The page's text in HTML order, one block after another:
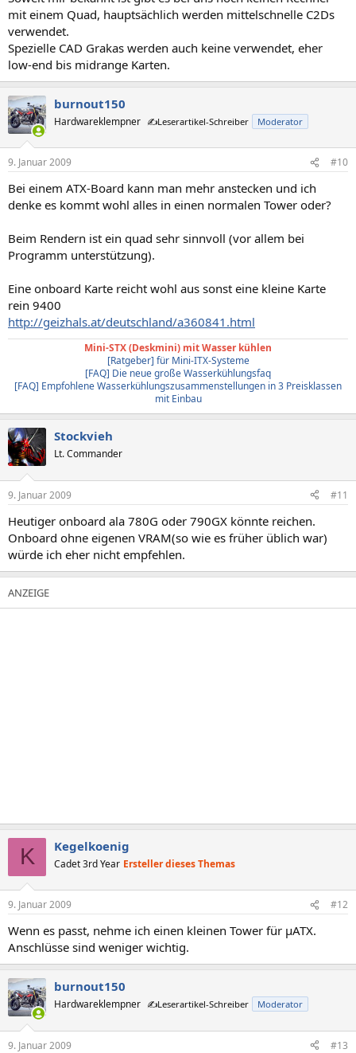
mit einem Quad, hauptsächlich werden mittelschnelle C2Ds
verwendet.
Spezielle CAD Grakas werden auch keine verwendet, eher
low-end bis midrange Karten.
burnout150
Hardwareklempner ✍️Leserartikel-Schreiber Moderator
9. Januar 2009 #10
Bei einem ATX-Board kann man mehr anstecken und ich
denke es kommt wohl alles in einen normalen Tower oder?
Beim Rendern ist ein quad sehr sinnvoll (vor allem bei
Programm unterstützung).
Eine onboard Karte reicht wohl aus sonst eine kleine Karte
rein 9400
http://geizhals.at/deutschland/a360841.html
Mini-STX (Deskmini) mit Wasser kühlen
[Ratgeber] für Mini-ITX-Systeme
[FAQ] Die neue große Wasserkühlungsfaq
[FAQ] Empfohlene Wasserkühlungszusammenstellungen in 3 Preisklassen
mit Einbau
Stockvieh
Lt. Commander
9. Januar 2009 #11
Heutiger onboard ala 780G oder 790GX könnte reichen.
Onboard ohne eigenen VRAM(so wie es früher üblich war)
würde ich eher nicht empfehlen.
K Kegelkoenig
Cadet 3rd Year Ersteller dieses Themas
9. Januar 2009 #12
Wenn es passt, nehme ich einen kleinen Tower für µATX.
Anschlüsse sind weniger wichtig.
burnout150
Hardwareklempner ✍️Leserartikel-Schreiber Moderator
9. Januar 2009 #13